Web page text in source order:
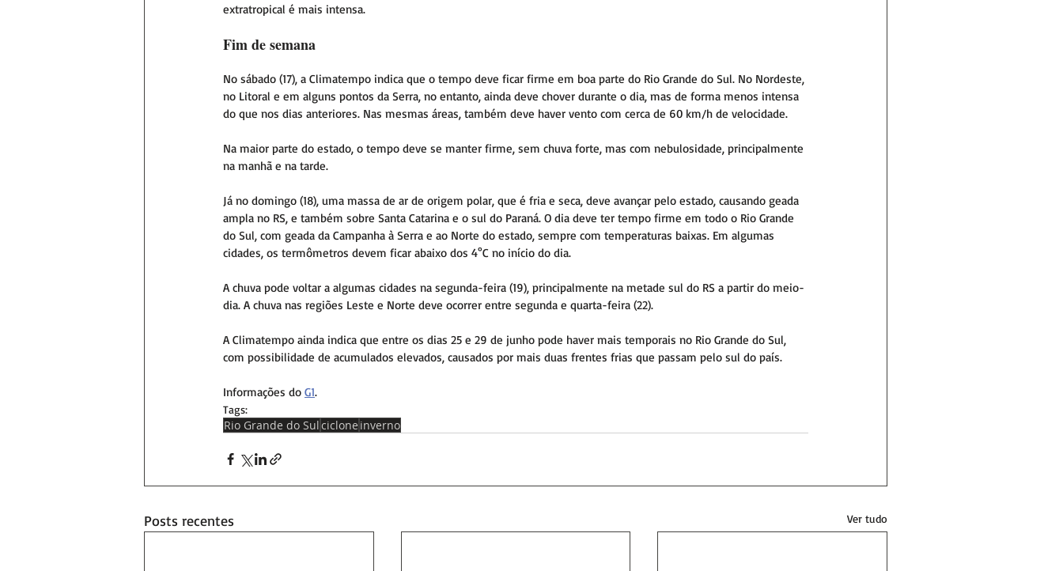
extratropical é mais intensa.
Fim de semana
No sábado (17), a Climatempo indica que o tempo deve ficar firme em boa parte do Rio Grande do Sul. No Nordeste,
no Litoral e em alguns pontos da Serra, no entanto, ainda deve chover durante o dia, mas de forma menos intensa
do que nos dias anteriores. Nas mesmas áreas, também deve haver vento com cerca de 60 km/h de velocidade.
Na maior parte do estado, o tempo deve se manter firme, sem chuva forte, mas com nebulosidade, principalmente
na manhã e na tarde.
Já no domingo (18), uma massa de ar de origem polar, que é fria e seca, deve avançar pelo estado, causando geada
ampla no RS, e também sobre Santa Catarina e o sul do Paraná. O dia deve ter tempo firme em todo o Rio Grande
do Sul, com geada da Campanha à Serra e ao Norte do estado, sempre com temperaturas baixas. Em algumas
cidades, os termômetros devem ficar abaixo dos 4°C no início do dia.
A chuva pode voltar a algumas cidades na segunda-feira (19), principalmente na metade sul do RS a partir do meio-
dia. A chuva nas regiões Leste e Norte deve ocorrer entre segunda e quarta-feira (22).
A Climatempo ainda indica que entre os dias 25 e 29 de junho pode haver mais temporais no Rio Grande do Sul,
com possibilidade de acumulados elevados, causados por mais duas frentes frias que passam pelo sul do país.
Informações do G1.
Tags:
Rio Grande do Sulciclone inverno
Posts recentes Ver tudo